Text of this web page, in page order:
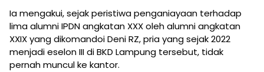
Ia mengakui, sejak peristiwa penganiayaan terhadap
lima alumni IPDN angkatan XXX oleh alumni angkatan
XXIX yang dikomandoi Deni RZ, pria yang sejak 2022
menjadi eselon III di BKD Lampung tersebut, tidak
pernah muncul ke kantor.